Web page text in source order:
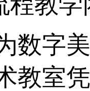
字美
教室